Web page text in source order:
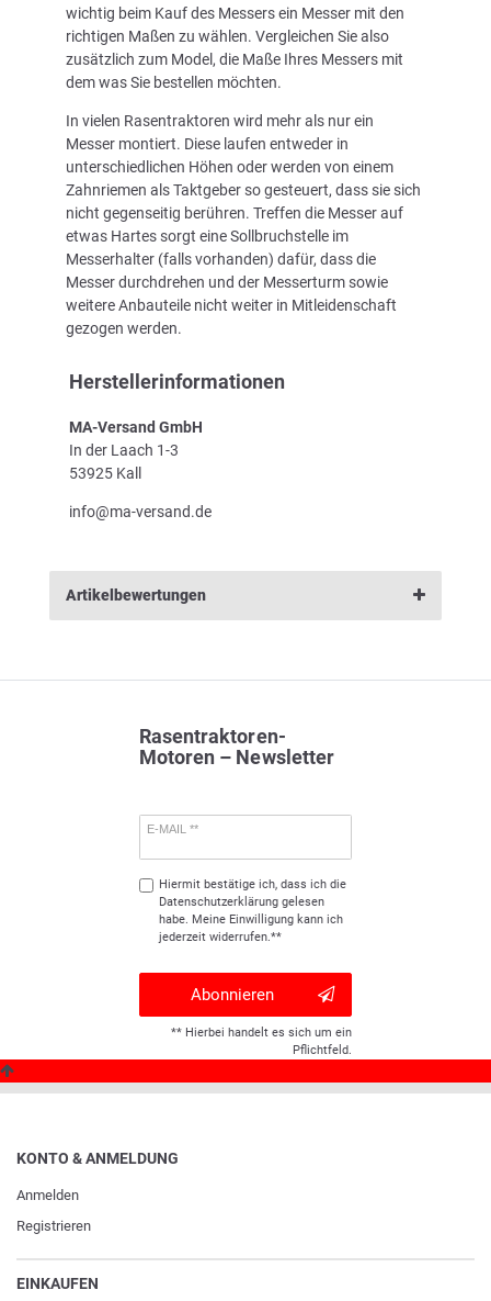
wichtig beim Kauf des Messers ein Messer mit den
richtigen Maßen zu wählen. Vergleichen Sie also
zusätzlich zum Model, die Maße Ihres Messers mit
dem was Sie bestellen möchten.
In vielen Rasentraktoren wird mehr als nur ein
Messer montiert. Diese laufen entweder in
unterschiedlichen Höhen oder werden von einem
Zahnriemen als Taktgeber so gesteuert, dass sie sich
nicht gegenseitig berühren. Treffen die Messer auf
etwas Hartes sorgt eine Sollbruchstelle im
Messerhalter (falls vorhanden) dafür, dass die
Messer durchdrehen und der Messerturm sowie
weitere Anbauteile nicht weiter in Mitleidenschaft
gezogen werden.
Herstellerinformationen
MA-Versand GmbH
In der Laach 1-3
53925 Kall
info@ma-versand.de
Artikelbewertungen
Rasentraktoren-
Motoren – Newsletter
E-MAIL **
Hiermit bestätige ich, dass ich die
Daten­schutz­erklärunggelesen
habe. Meine Einwilligung kann ich
jederzeit widerrufen.**
Abonnieren
** Hierbei handelt es sich um ein
Pflichtfeld.
KONTO & ANMELDUNG
Anmelden
Registrieren
EINKAUFEN